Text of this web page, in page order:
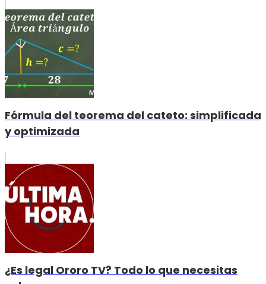
Fórmula del teorema del cateto: simplificada
y optimizada
¿Es legal Ororo TV? Todo lo que necesitas